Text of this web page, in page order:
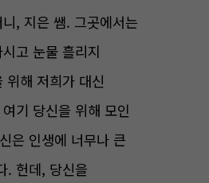
, 지은 쌤. 그곳에서는
고 눈물 흘리지
위해 저희가 대신
기 당신을 위해 모인
은 인생에 너무나 큰
. 헌데, 당신을